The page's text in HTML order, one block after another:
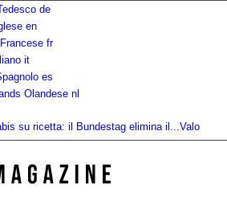
de
en
Francese fr
it
es
Olandese nl
su ricetta: il Bundestag elimina il... Valore